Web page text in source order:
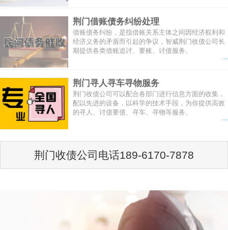
荆门借账债务纠纷处理
借账债务纠纷，是指借账关系主体之间因经济权利和
经济义务的矛盾而引起的争议，智威荆门收债公司长
期提供各类借账追讨、要账、讨债服务。
荆门寻人寻车寻物服务
荆门收债公司可以配合各部门进行信息方面的收集，
配以先进的设备，以科学的技术手段，为你提供高效
的寻人、讨债要债、寻车、寻物等服务。
荆门收债公司电话189-6170-7878